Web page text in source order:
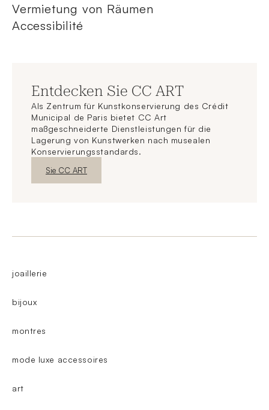
Vermietung von Räumen
Accessibilité
Entdecken Sie CC ART
Als Zentrum für Kunstkonservierung des Crédit
Municipal de Paris bietet CC Art
maßgeschneiderte Dienstleistungen für die
Lagerung von Kunstwerken nach musealen
Konservierungsstandards.
Neues FensterEntdecken
Sie CC ART
joaillerie
bijoux
montres
mode luxe accessoires
art